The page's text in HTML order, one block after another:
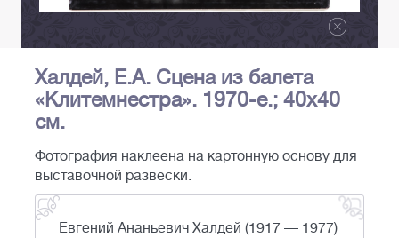
Халдей, Е.А. Сцена из балета
«Клитемнестра». 1970-е.; 40х40
см.
Фотография наклеена на картонную основу для
выставочной развески.
Евгений Ананьевич Халдей (1917 — 1977)